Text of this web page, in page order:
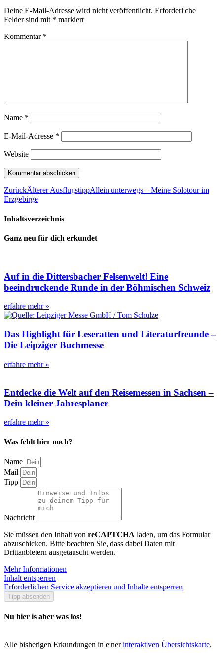
Deine E-Mail-Adresse wird nicht veröffentlicht. Erforderliche
Felder sind mit * markiert
Kommentar *
Name *
E-Mail-Adresse *
Website
ZurückÄlterer AusflugstippAllein unterwegs – Meine Solotour im
Erzgebirge
Inhaltsverzeichnis
Ganz neu für dich erkundet
Auf in die Dittersbacher Felsenwelt! Eine
beeindruckende Runde in der Böhmischen Schweiz
erfahre mehr »
Das Highlight für Leseratten und Literaturfreunde –
Die Leipziger Buchmesse
erfahre mehr »
Entdecke die Welt auf den Reisemessen in Sachsen –
Dein kleiner Jahresplaner
erfahre mehr »
Was fehlt hier noch?
Name
Mail
Tipp
Nachricht
Sie müssen den Inhalt von reCAPTCHA laden, um das Formular
abzuschicken. Bitte beachten Sie, dass dabei Daten mit
Drittanbietern ausgetauscht werden.
Mehr Informationen
Inhalt entsperren
Erforderlichen Service akzeptieren und Inhalte entsperren
Tipp absenden
Nu hier is aber was los!
Alle bisherigen Erkundungen in einerinteraktiven Übersichtskarte.